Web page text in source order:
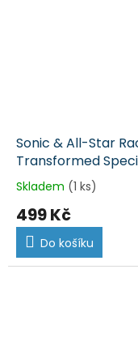
Sonic & All-Star
Transformed
Edition –
(Wii U)
Skladem (1 ks)
499 Kč
Do košíku